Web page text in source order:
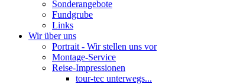
Sonderangebote
Fundgrube
Links
Wir über uns
Portrait - Wir stellen uns vor
Montage-Service
Reise-Impressionen
tour-tec unterwegs...